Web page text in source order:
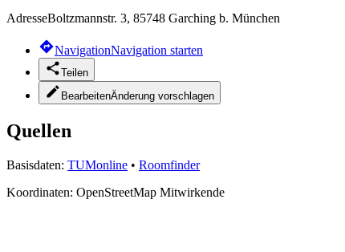
AdresseBoltzmannstr. 3, 85748 Garching b. München
NavigationNavigation starten
Teilen
BearbeitenÄnderung vorschlagen
Quellen
Basisdaten: TUMonline • Roomfinder
Koordinaten: OpenStreetMap Mitwirkende